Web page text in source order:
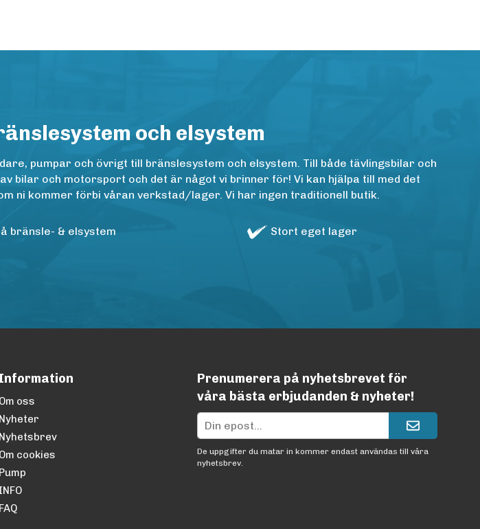
och elsystem
pumpar och övrigt till bränslesystem och elsystem. Till både tävlingsbilar och
bilar och motorsport och det är något vi brinner för! Vi kan hjälpa till med det
ni kommer förbi våran verkstad/lager. Vi har ingen traditionell butik.
bränsle- & elsystem Stort eget lager
Information
Om oss
Nyheter
Nyhetsbrev
Om cookies
Pump
INFO
FAQ
Prenumerera på nyhetsbrevet för
våra bästa erbjudanden & nyheter!
De uppgifter du matar in kommer endast användas till våra
nyhetsbrev.